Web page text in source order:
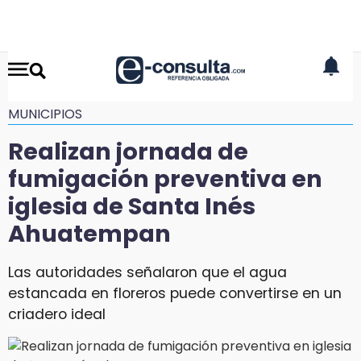
MUNICIPIOS
Realizan jornada de
fumigación preventiva en
iglesia de Santa Inés
Ahuatempan
Las autoridades señalaron que el agua
estancada en floreros puede convertirse en un
criadero ideal